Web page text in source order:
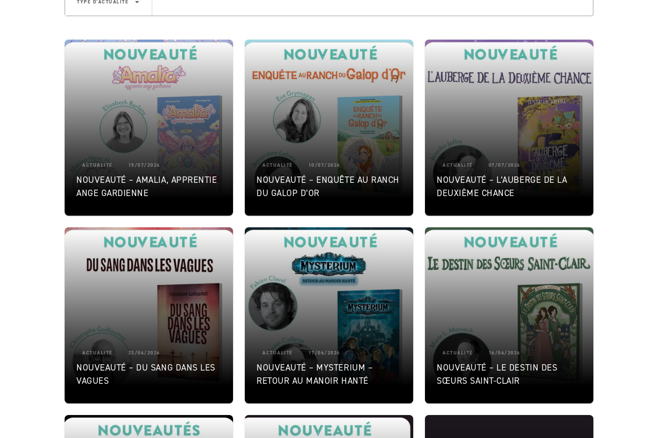
TYPE D'ACTUALITÉ arrow_drop_down
ACTUALITÉ 15/07/2026
NOUVEAUTÉ – AMALIA, APPRENTIE
ANGE GARDIENNE
ACTUALITÉ 10/07/2026
NOUVEAUTÉ – ENQUÊTE AU RANCH
DU GALOP D’OR
ACTUALITÉ 07/07/2026
NOUVEAUTÉ – L’AUBERGE DE LA
DEUXIÈME CHANCE
ACTUALITÉ 23/06/2026
NOUVEAUTÉ – DU SANG DANS LES
VAGUES
ACTUALITÉ 17/06/2026
NOUVEAUTÉ – MYSTERIUM –
RETOUR AU MANOIR HANTÉ
ACTUALITÉ 16/06/2026
NOUVEAUTÉ – LE DESTIN DES
SŒURS SAINT-CLAIR